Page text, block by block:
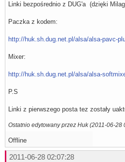
Linki bezpośrednio z DUG'a (dzięki
Paczka z kodem:
http://huk.sh.dug.net.pl/alsa/alsa-pavc-
Mixer:
http://huk.sh.dug.net.pl/alsa/alsa-
P.S
Linki z pierwszego posta tez zostały
Ostatnio edytowany przez Huk (2011-06-28
Offline
2011-06-28 02:07:28